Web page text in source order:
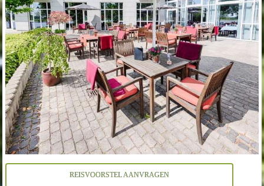
REISVOORSTEL AANVRAGEN